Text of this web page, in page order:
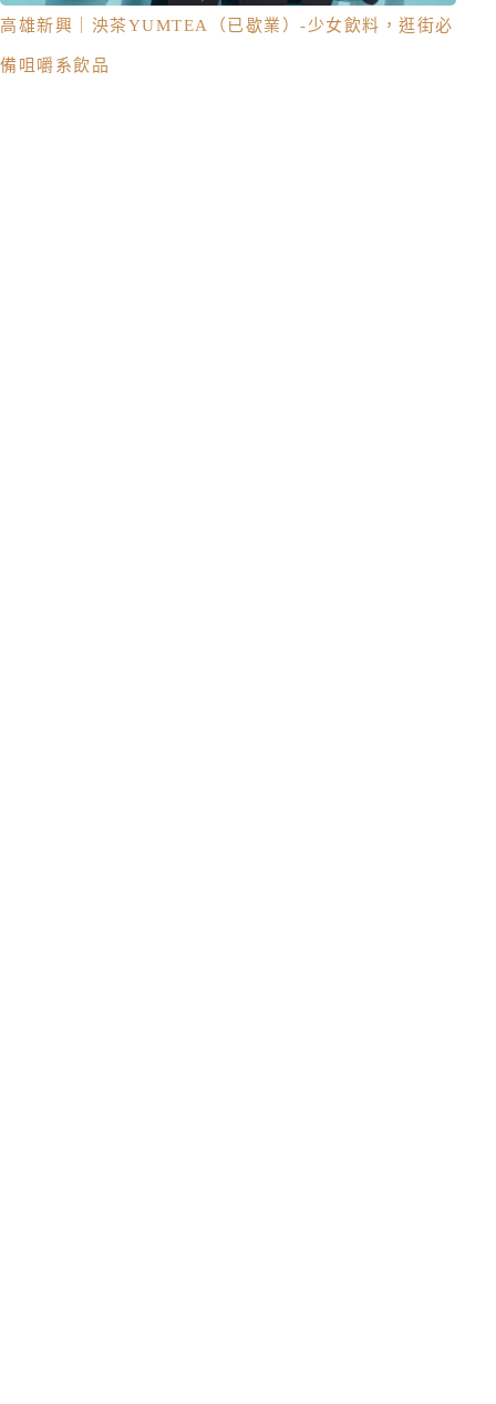
高雄新興｜泱茶YUMTEA（已歇業）-少女飲料，逛街必
備咀嚼系飲品